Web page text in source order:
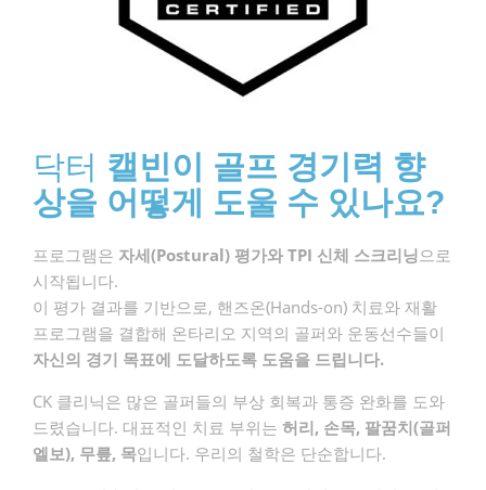
닥터 캘빈이 골프 경기력 향
상을 어떻게 도울 수 있나요?
프로그램은 자세(Postural) 평가와 TPI 신체 스크리닝 으로
시작됩니다.
이 평가 결과를 기반으로, 핸즈온(Hands-on) 치료와 재활
프로그램을 결합해 온타리오 지역의 골퍼와 운동선수들이
자신의 경기 목표에 도달하도록 도움을 드립니다.
CK 클리닉은 많은 골퍼들의 부상 회복과 통증 완화를 도와
드렸습니다. 대표적인 치료 부위는 허리, 손목, 팔꿈치(골퍼
엘보), 무릎, 목입니다. 우리의 철학은 단순합니다.